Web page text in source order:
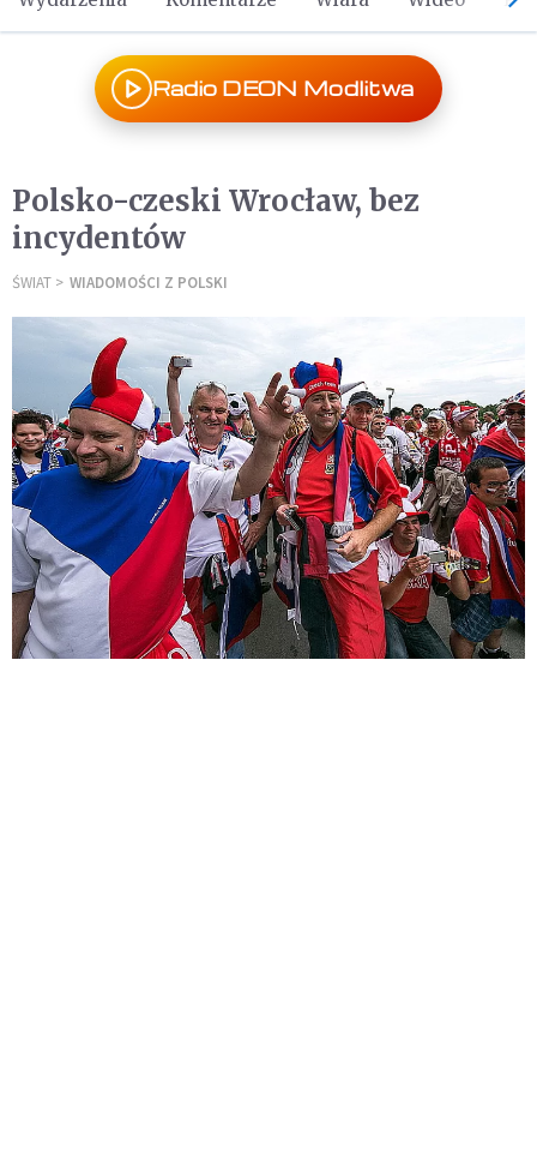
Radio DEON Modlitwa
Polsko-czeski Wrocław, bez
incydentów
ŚWIAT WIADOMOŚCI Z POLSKI